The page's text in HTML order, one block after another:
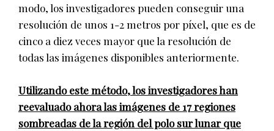
modo, los investigadores pueden conseguir una
resolución de unos 1-2 metros por píxel, que es de
cinco a diez veces mayor que la resolución de
todas las imágenes disponibles anteriormente.
Utilizando este método, los investigadores han
reevaluado ahora las imágenes de 17 regiones
sombreadas de la región del polo sur lunar que